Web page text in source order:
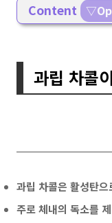
Content
과립 차콜
과립 차콜은 활성탄
주로 체내의 독소를